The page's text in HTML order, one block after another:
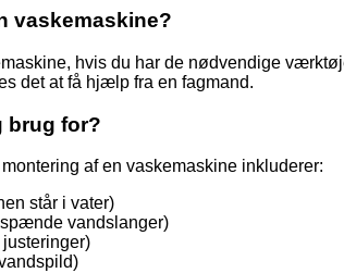
vaskemaskine?
hvis du har de nødvendige
det at få hjælp fra en fagmand.
brug for?
af en vaskemaskine inkluderer:
står i vater)
vandslanger)